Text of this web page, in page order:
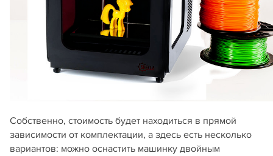
Собственно, стоимость будет находиться в прямой
зависимости от комплектации, а здесь есть несколько
вариантов: можно оснастить машинку двойным